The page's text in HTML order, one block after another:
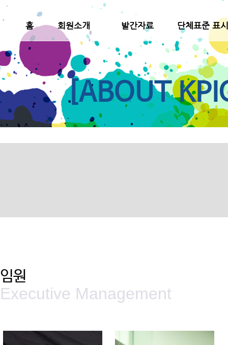
홈 회원소개 발간자료 단체표준 표
[ABOUT
임원
Executive Management